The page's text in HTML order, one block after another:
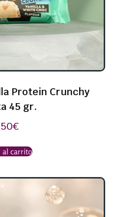
Protein Crunchy
45 gr.
€
al carrito